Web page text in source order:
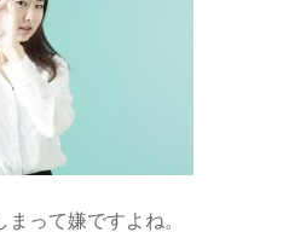
って嫌ですよね。